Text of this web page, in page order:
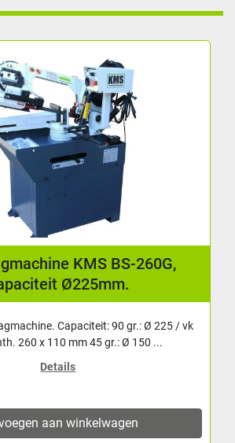
KMS BS-260G,
Ø225mm.
Capaciteit: 90 gr.: Ø 225 / vk
260 x 110 mm 45 gr.: Ø 150 ...
Details
aan winkelwagen